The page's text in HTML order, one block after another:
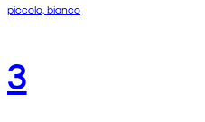
piccolo, bianco
3